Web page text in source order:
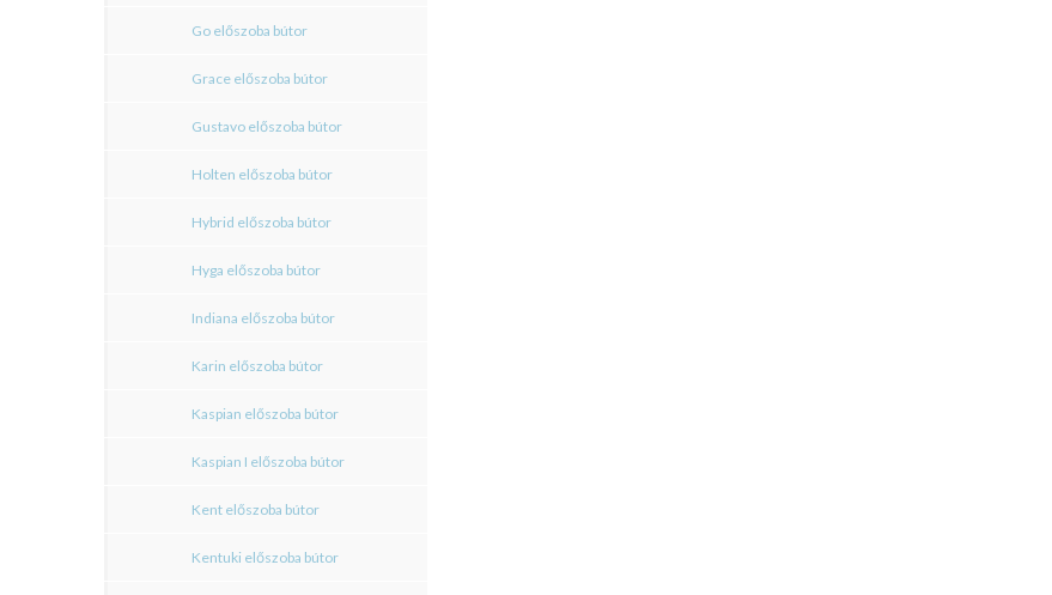
Go előszoba bútor
Grace előszoba bútor
Gustavo előszoba bútor
Holten előszoba bútor
Hybrid előszoba bútor
Hyga előszoba bútor
Indiana előszoba bútor
Karin előszoba bútor
Kaspian előszoba bútor
Kaspian I előszoba bútor
Kent előszoba bútor
Kentuki előszoba bútor